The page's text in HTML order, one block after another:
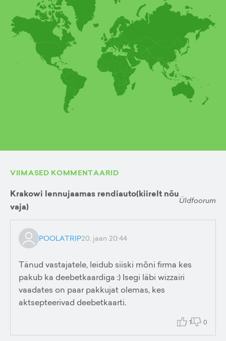
VIIMASED KOMMENTAARID
Krakowi lennujaamas rendiauto(kiirelt nõu
vaja)
Üldfoorum
POOLATRIP20. jaan 20:44
Tänud vastajatele, leidub siiski mõni firma kes
pakub ka deebetkaardiga :) Isegi läbi wizzairi
vaadates on paar pakkujat olemas, kes
aktsepteerivad deebetkaarti.
1 0